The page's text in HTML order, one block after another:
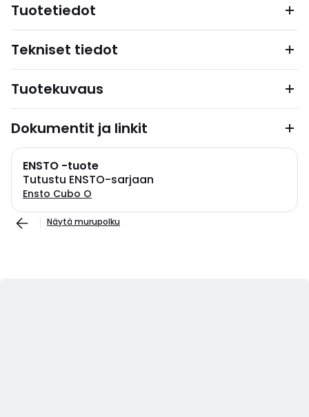
Tuotetiedot
Tekniset tiedot
Tuotekuvaus
Dokumentit ja linkit
ENSTO -tuote
Tutustu ENSTO-sarjaan
Ensto Cubo O
Näytä murupolku